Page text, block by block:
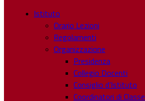
Istituto
Orario Lezioni
Regolamenti
Organizzazione
Presidenza
Collegio Docenti
Consiglio d’Istituto
Coordinatori di Classe